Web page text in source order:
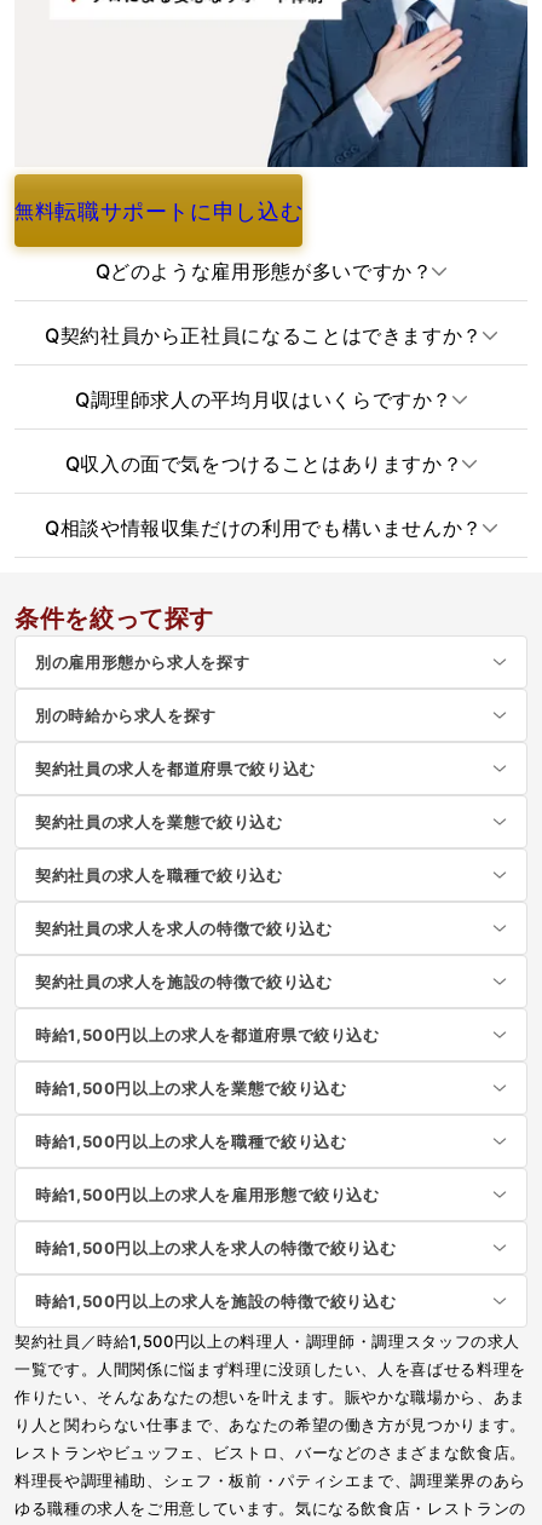
無料転職サポートに申し込む
よくあるご質問
Qどのような雇用形態が多いですか？
Q契約社員から正社員になることはできますか？
Q調理師求人の平均月収はいくらですか？
Q収入の面で気をつけることはありますか？
Q相談や情報収集だけの利用でも構いませんか？
条件を絞って探す
別の雇用形態から求人を探す
別の時給から求人を探す
契約社員の求人を都道府県で絞り込む
契約社員の求人を業態で絞り込む
契約社員の求人を職種で絞り込む
契約社員の求人を求人の特徴で絞り込む
契約社員の求人を施設の特徴で絞り込む
時給1,500円以上の求人を都道府県で絞り込む
時給1,500円以上の求人を業態で絞り込む
時給1,500円以上の求人を職種で絞り込む
時給1,500円以上の求人を雇用形態で絞り込む
時給1,500円以上の求人を求人の特徴で絞り込む
時給1,500円以上の求人を施設の特徴で絞り込む
契約社員／時給1,500円以上の料理人・調理師・調理スタッフの求人
一覧です。人間関係に悩まず料理に没頭したい、人を喜ばせる料理を
作りたい、そんなあなたの想いを叶えます。賑やかな職場から、あま
り人と関わらない仕事まで、あなたの希望の働き方が見つかります。
レストランやビュッフェ、ビストロ、バーなどのさまざまな飲食店。
料理長や調理補助、シェフ・板前・パティシエまで、調理業界のあら
ゆる職種の求人をご用意しています。気になる飲食店・レストランの